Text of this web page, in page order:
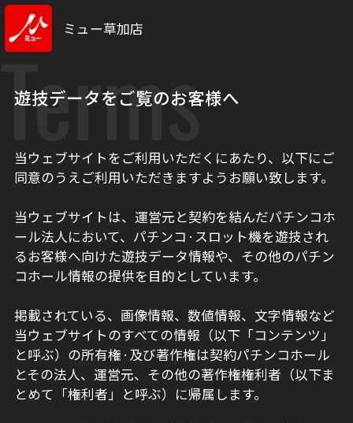
ミュー草加店
Terms
遊技データをご覧のお客様へ
当ウェブサイトをご利用いただくにあたり、以下にご
同意のうえご利用いただきますようお願い致します。
当ウェブサイトは、運営元と契約を結んだパチンコホ
ール法人において、パチンコ·スロット機を遊技され
るお客様へ向けた遊技データ情報や、その他のパチン
コホール情報の提供を目的としています。
掲載されている、画像情報、数値情報、文字情報など
当ウェブサイトのすべての情報（以下「コンテンツ」
と呼ぶ）の所有権·及び著作権は契約パチンコホール
とその法人、運営元、その他の著作権権利者（以下ま
とめて「権利者」と呼ぶ）に帰属します。